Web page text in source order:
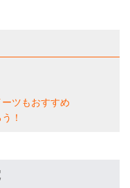
ツもおすすめ
！